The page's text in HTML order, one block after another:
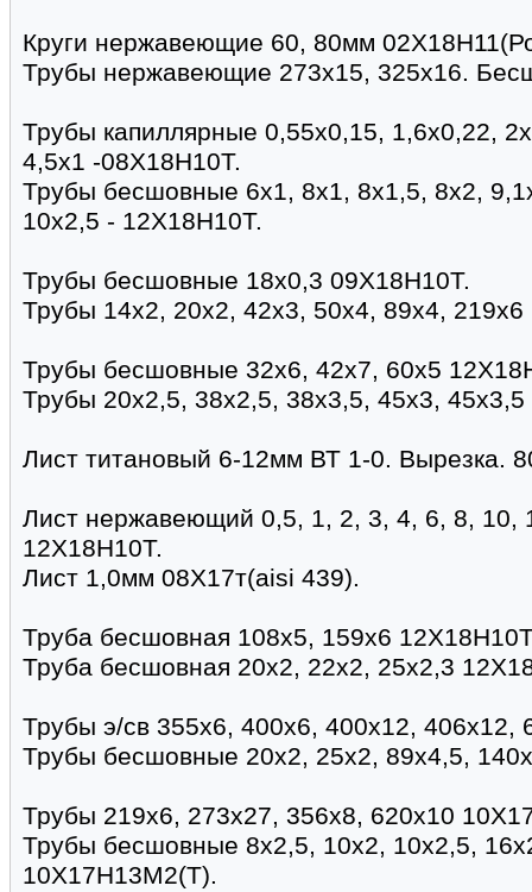
Круги нержавеющие 60, 80мм
Трубы нержавеющие 273х15, 325х16.
Трубы капиллярные 0,55х0,15, 1,6х0,22,
4,5х1 -08Х18Н10Т.
Трубы бесшовные 6х1, 8х1, 8х1,5, 8х2,
10х2,5 - 12Х18Н10Т.
Трубы бесшовные 18х0,3 09Х18Н10Т.
Трубы 14х2, 20х2, 42х3, 50х4, 89х4,
Трубы бесшовные 32х6, 42х7, 60х5
Трубы 20х2,5, 38х2,5, 38х3,5, 45х3, 45х3,5
Лист титановый 6-12мм ВТ 1-0. Вырезка.
Лист нержавеющий 0,5, 1, 2, 3, 4, 6, 8, 10,
12Х18Н10Т.
Лист 1,0мм 08Х17т(aisi 439).
Труба бесшовная 108х5, 159х6
Труба бесшовная 20х2, 22х2, 25х2,3
Трубы э/св 355х6, 400х6, 400х12, 406х12,
Трубы бесшовные 20х2, 25х2, 89х4,5,
Трубы 219х6, 273х27, 356х8, 620х10
Трубы бесшовные 8х2,5, 10х2, 10х2,5,
10Х17Н13М2(Т).